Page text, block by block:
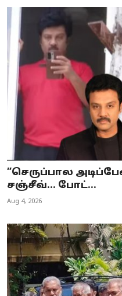
”செருப்பால
சஞ்சீவ்... போட்...
Aug 4, 2026